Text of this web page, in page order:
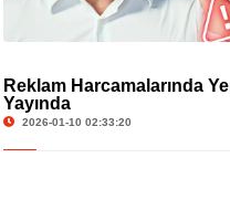
Reklam Harcamalarında
Yayında
2026-01-10 02:33:20